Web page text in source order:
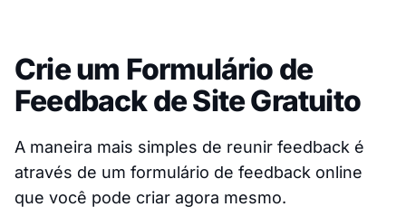
Crie um Formulário de
Feedback de Site Gratuito
A maneira mais simples de reunir feedback é
através de um formulário de feedback online
que você pode criar agora mesmo.